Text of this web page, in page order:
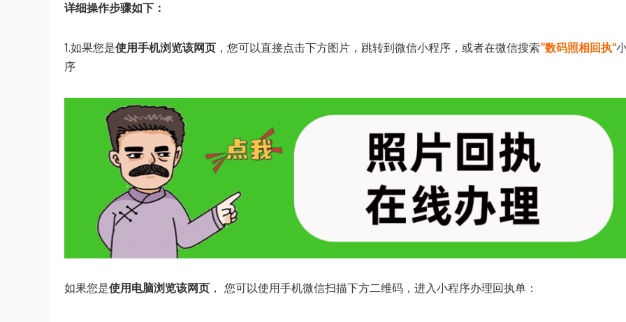
详细操作步骤如下：
1.如果您是使用手机浏览该网页 ，您可以直接点击下方图片，跳转到微信小程序，或者在微信搜索”数码照相回执“
序
如果您是使用电脑浏览该网页 ， 您可以使用手机微信扫描下方二维码，进入小程序办理回执单：